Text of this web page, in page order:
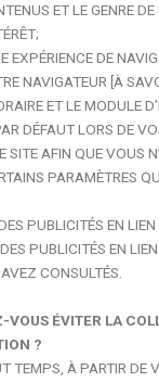
ET LE GENRE
EXPÉRIENCE DE
NAVIGATEUR [À
ET LE MODULE
DÉFAUT LORS DE
SITE AFIN QUE VOUS
PARAMÈTRES
PUBLICITÉS EN LIEN
PUBLICITÉS EN
CONSULTÉS.
ÉVITER LA
?
TEMPS, À PARTIR DE